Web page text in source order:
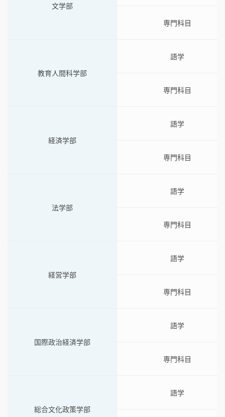
文学部
専門科目
教育人間科学部
語学
専門科目
経済学部
語学
専門科目
法学部
語学
専門科目
経営学部
語学
専門科目
国際政治経済学部
語学
専門科目
総合文化政策学部
語学